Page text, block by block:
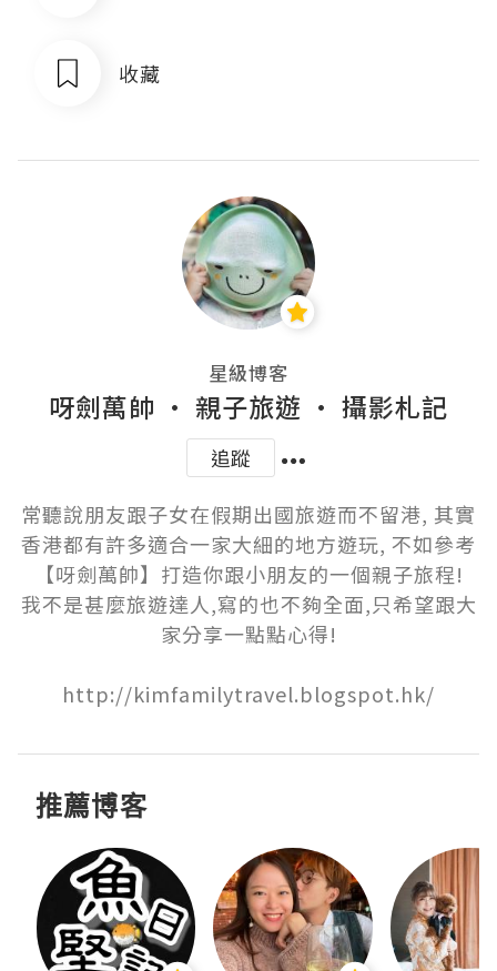
收藏
星級博客
呀劍萬帥 • 親子旅遊 • 攝影札記
追蹤
常聽說朋友跟子女在假期出國旅遊而不留港, 其實
香港都有許多適合一家大細的地方遊玩, 不如參考
【呀劍萬帥】打造你跟小朋友的一個親子旅程!
我不是甚麼旅遊達人,寫的也不夠全面,只希望跟大
家分享一點點心得!
http://kimfamilytravel.blogspot.hk/
推薦博客